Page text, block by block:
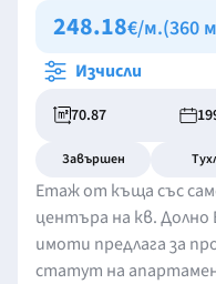
248.18€/м.(360
Изчисли
70.87
Завършен
Етаж от къща със
центъра на кв.
имоти предлага за
статут на